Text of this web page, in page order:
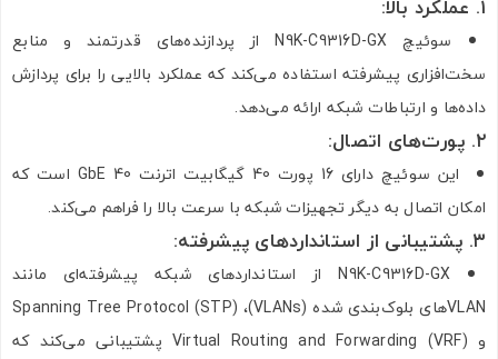
۱. عملکرد بالا:
سوئیچ N9K-C9316D-GX از پردازنده‌های قدرتمند و منابع
سخت‌افزاری پیشرفته استفاده می‌کند که عملکرد بالایی را برای پردازش
داده‌ها و ارتباطات شبکه ارائه می‌دهد.
۲. پورت‌های اتصال:
این سوئیچ دارای 16 پورت 40 گیگابیت اترنت 40 GbE است که
امکان اتصال به دیگر تجهیزات شبکه با سرعت بالا را فراهم می‌کند.
۳. پشتیبانی از استانداردهای پیشرفته:
N9K-C9316D-GX از استانداردهای شبکه پیشرفته‌ای مانند
VLAN‌های بلوک‌بندی شده (VLANs)، Spanning Tree Protocol (STP)
و Virtual Routing and Forwarding (VRF) پشتیبانی می‌کند که